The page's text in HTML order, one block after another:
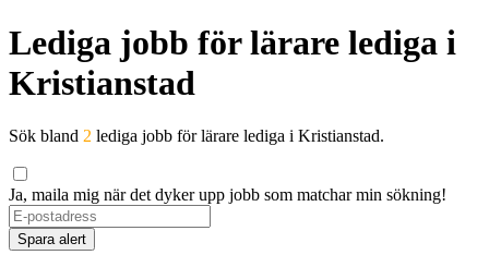
Lediga jobb för lärare lediga i
Kristianstad
Sök bland 2 lediga jobb för lärare lediga i Kristianstad.
Ja, maila mig när det dyker upp jobb som matchar min sökning!
Spara alert